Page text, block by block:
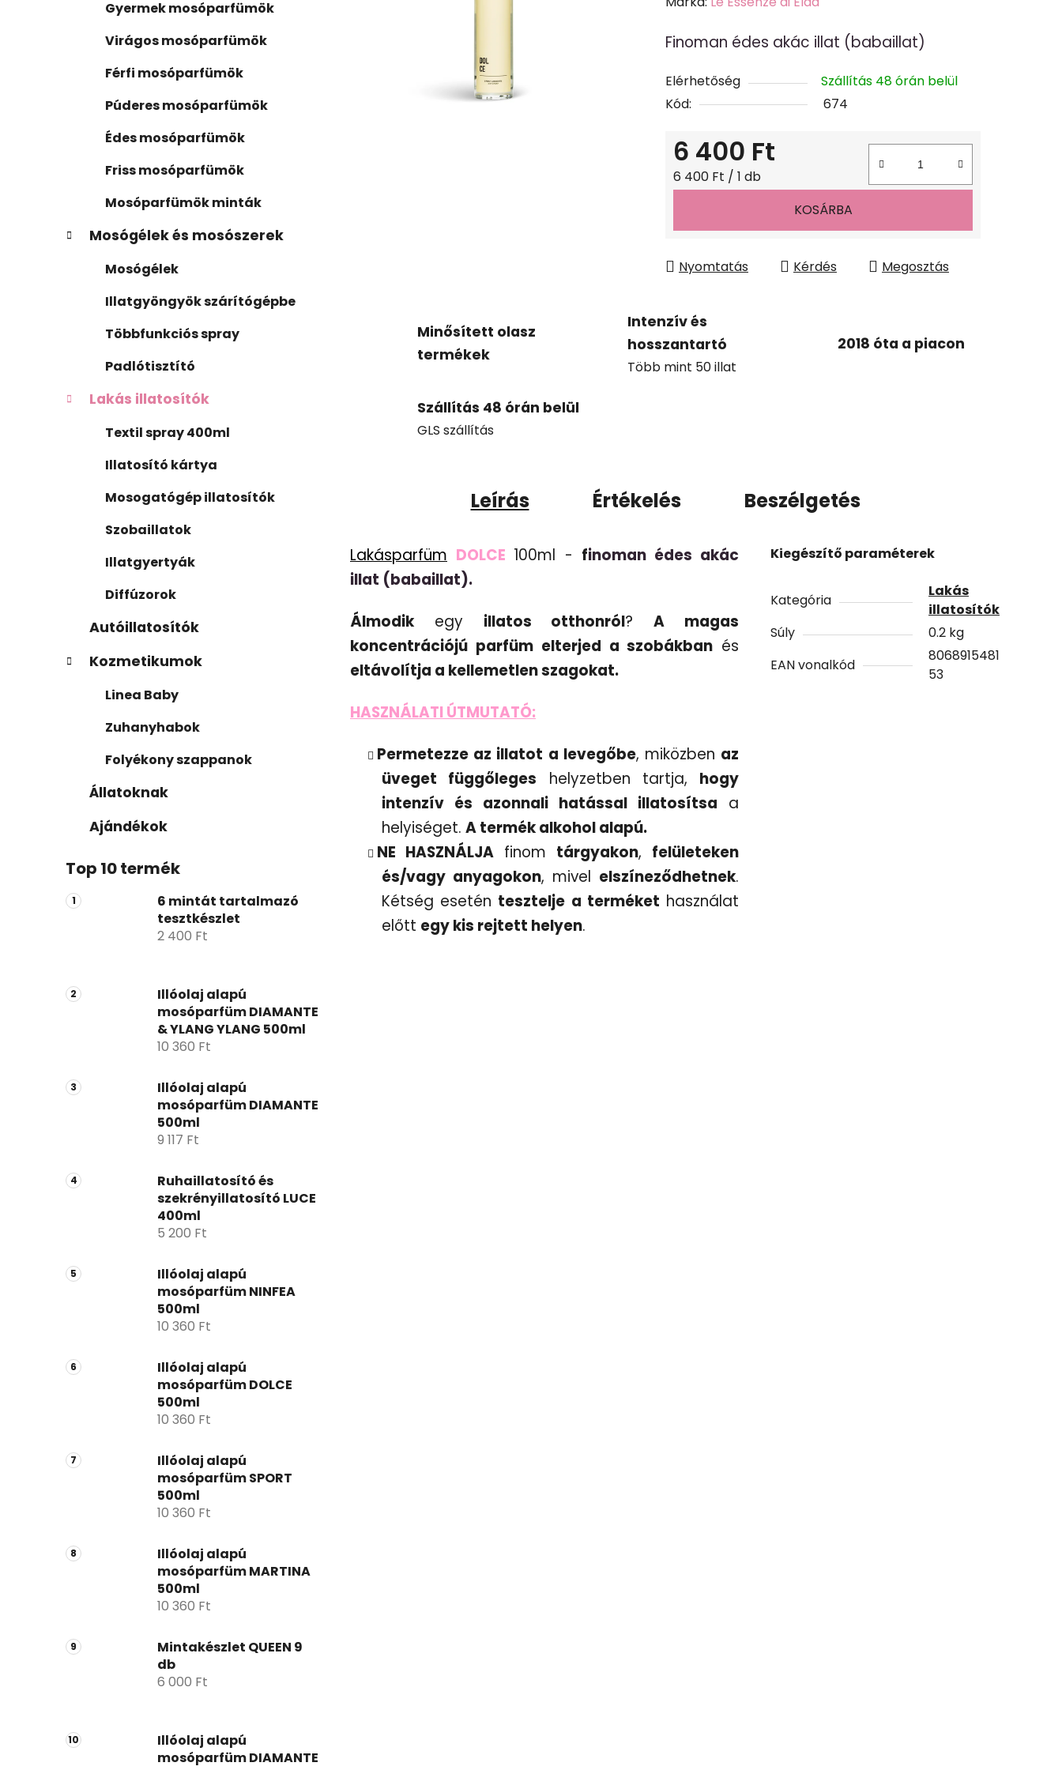
Gyermek mosóparfümök
Virágos mosóparfümök
Férfi mosóparfümök
Púderes mosóparfümök
Édes mosóparfümök
Friss mosóparfümök
Mosóparfümök minták
Mosógélek és mosószerek
Mosógélek
Illatgyöngyök szárítógépbe
Többfunkciós spray
Padlótisztító
Lakás illatosítók
Textil spray 400ml
Illatosító kártya
Mosogatógép illatosítók
Szobaillatok
Illatgyertyák
Diffúzorok
Autóillatosítók
Kozmetikumok
Linea Baby
Zuhanyhabok
Folyékony szappanok
Állatoknak
Ajándékok
Top 10 termék
6 mintát tartalmazó
tesztkészlet
2 400 Ft
Illóolaj alapú
mosóparfüm DIAMANTE
& YLANG YLANG 500ml
10 360 Ft
Illóolaj alapú
mosóparfüm DIAMANTE
500ml
9 117 Ft
Ruhaillatosító és
szekrényillatosító LUCE
400ml
5 200 Ft
Illóolaj alapú
mosóparfüm NINFEA
500ml
10 360 Ft
Illóolaj alapú
mosóparfüm DOLCE
500ml
10 360 Ft
Illóolaj alapú
mosóparfüm SPORT
500ml
10 360 Ft
Illóolaj alapú
mosóparfüm MARTINA
500ml
10 360 Ft
Mintakészlet QUEEN 9
db
6 000 Ft
Illóolaj alapú
mosóparfüm DIAMANTE
értékelése
ből
0,0
Finoman édes akác illat (babaillat)
Elérhetőség
Szállítás 48 órán belül
Kód:
674
6 400 Ft
Egységár:
6 400 Ft / 1 db
KOSÁRBA
Nyomtatás Kérdés Megosztás
Minősített olasz
termékek
Intenzív és
hosszantartó
Több mint 50 illat
2018 óta a piacon
Szállítás 48 órán belül
GLS szállítás
Leírás Értékelés Beszélgetés
Lakásparfüm DOLCE 100ml - finoman édes akác
illat (babaillat).
Álmodik egy illatos otthonról?A magas
koncentrációjú parfüm elterjed a szobákban és
eltávolítja a kellemetlen szagokat.
HASZNÁLATI ÚTMUTATÓ:
Permetezze az illatot a levegőbe, miközben az
üveget függőleges helyzetben tartja, hogy
intenzív és azonnali hatással illatosítsa a
helyiséget. A termék alkohol alapú.
NE HASZNÁLJA finom tárgyakon, felületeken
és/vagy anyagokon, mivel elszíneződhetnek.
Kétség esetén tesztelje a terméket használat
előtt egy kis rejtett helyen.
Kiegészítő paraméterek
Kategória
Lakás
illatosítók
Súly
0.2 kg
EAN vonalkód
8068915481
53